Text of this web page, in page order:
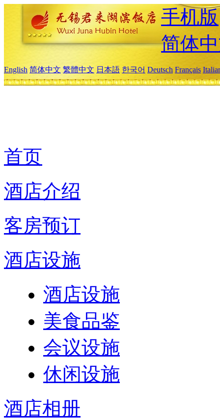
手机版
简体
English 简体中文 繁體中文 日本語 한국어 Deutsch Français
首页
酒店介绍
客房预订
酒店设施
酒店设施
美食品鉴
会议设施
休闲设施
酒店相册